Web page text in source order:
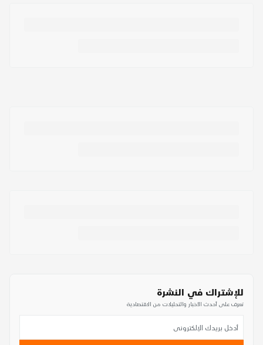
للإشتراك في النشرة
تعرف على أحدث الأخبار والتحليلات من الاقتصادية